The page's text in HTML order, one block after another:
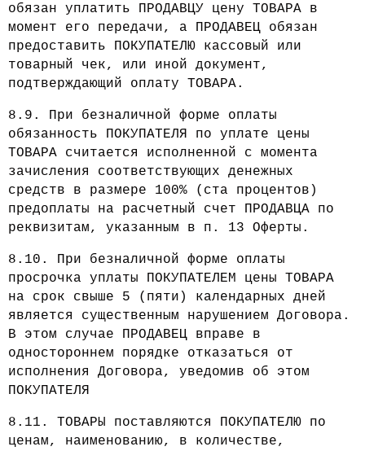
обязан уплатить ПРОДАВЦУ цену ТОВАРА в
момент его передачи, а ПРОДАВЕЦ обязан
предоставить ПОКУПАТЕЛЮ кассовый или
товарный чек, или иной документ,
подтверждающий оплату ТОВАРА.
8.9. При безналичной форме оплаты
обязанность ПОКУПАТЕЛЯ по уплате цены
ТОВАРА считается исполненной с момента
зачисления соответствующих денежных
средств в размере 100% (ста процентов)
предоплаты на расчетный счет ПРОДАВЦА по
реквизитам, указанным в п. 13 Оферты.
8.10. При безналичной форме оплаты
просрочка уплаты ПОКУПАТЕЛЕМ цены ТОВАРА
на срок свыше 5 (пяти) календарных дней
является существенным нарушением Договора.
В этом случае ПРОДАВЕЦ вправе в
одностороннем порядке отказаться от
исполнения Договора, уведомив об этом
ПОКУПАТЕЛЯ
8.11. ТОВАРЫ поставляются ПОКУПАТЕЛЮ по
ценам, наименованию, в количестве,